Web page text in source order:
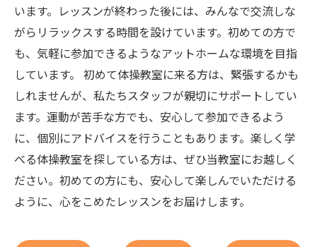
います。レッスンが終わった後には、みんなで交流しな
がらリラックスする時間を設けています。初めての方で
も、気軽に参加できるようなアットホームな環境を目指
しています。 初めて体操教室に来る方は、緊張するかも
しれませんが、私たちスタッフが親切にサポートしてい
ます。運動が苦手な方でも、安心して参加できるよう
に、個別にアドバイスを行うこともあります。楽しく学
べる体操教室を探している方は、ぜひ当教室にお越しく
ださい。初めての方にも、安心して楽しんでいただける
ように、心をこめたレッスンをお届けします。